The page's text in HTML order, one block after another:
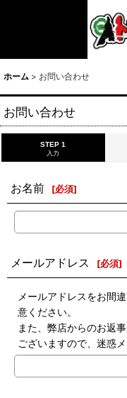
ホーム > お問い合わせ
お問い合わせ
STEP 1
入力
お名前 [必須]
メールアドレス [必須]
メールアドレスをお間
意ください。
また、弊店からのお返
ございますので、迷惑